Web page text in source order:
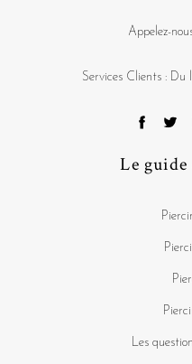
Appelez-
Services Clients : Du
Le
Les